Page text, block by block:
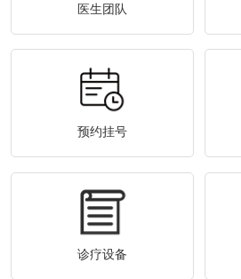
医生团队
预约挂号
诊疗设备